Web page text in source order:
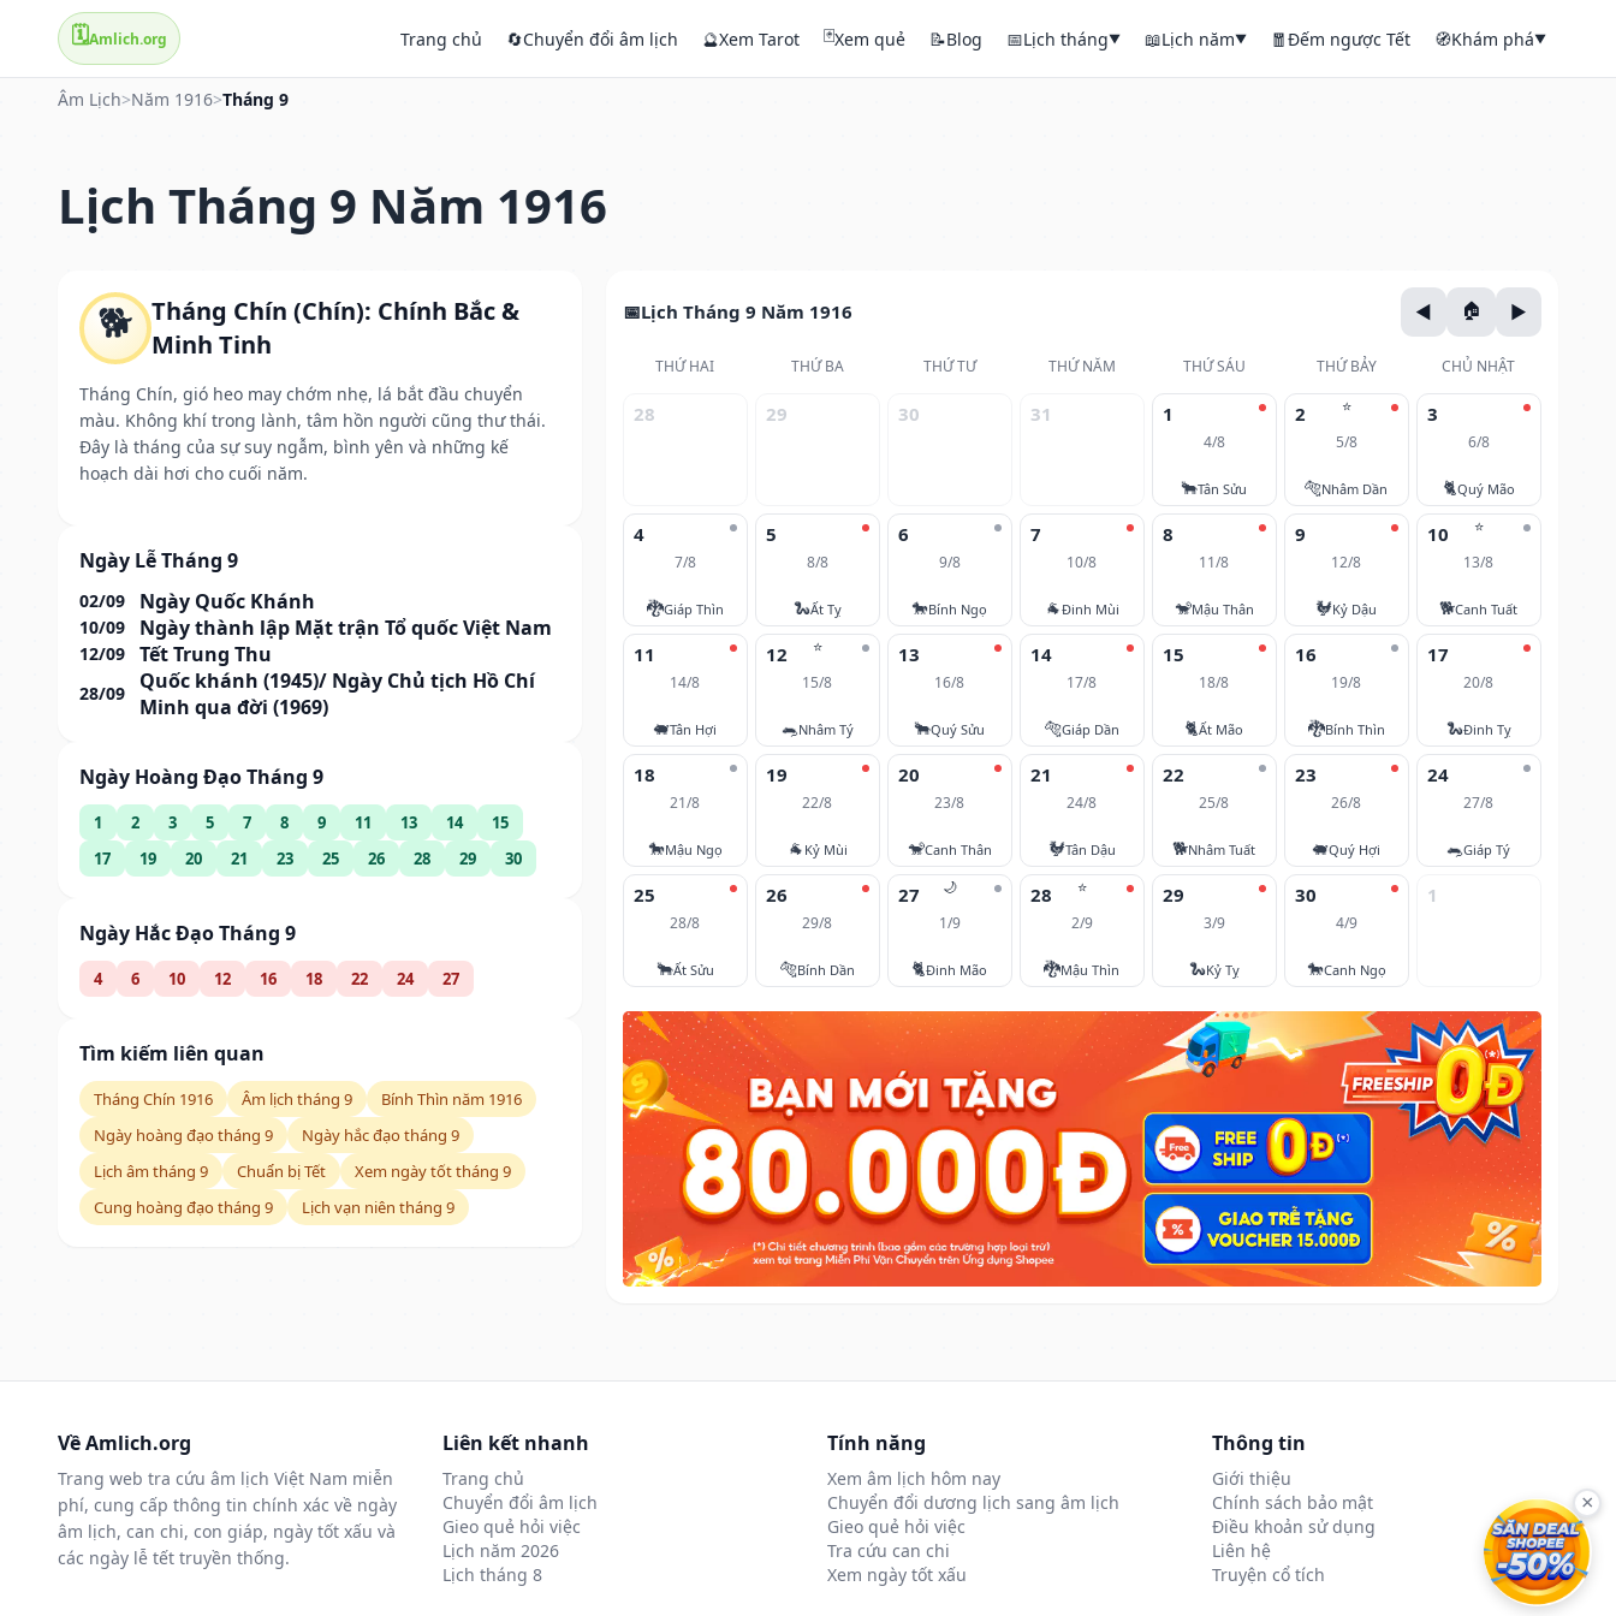
🗓️Amlich.org Trang chủ 🔄Chuyển đổi âm lịch 🔮Xem Tarot 🃏Xem quẻ 📝Blog 📅Lịch tháng▼ 📖Lịch năm▼ 🧧Đếm ngược Tết 🧭Khám phá▼
Âm Lịch>Năm 1916>Tháng 9
Lịch Tháng 9 Năm 1916
🐕 Tháng Chín (Chín): Chính Bắc &
Minh Tinh
Tháng Chín, gió heo may chớm nhẹ, lá bắt đầu chuyển
màu. Không khí trong lành, tâm hồn người cũng thư thái.
Đây là tháng của sự suy ngẫm, bình yên và những kế
hoạch dài hơi cho cuối năm.
Ngày Lễ Tháng 9
02/09 Ngày Quốc Khánh
10/09 Ngày thành lập Mặt trận Tổ quốc Việt Nam
12/09 Tết Trung Thu
28/09
Quốc khánh (1945)/ Ngày Chủ tịch Hồ Chí
Minh qua đời (1969)
Ngày Hoàng Đạo Tháng 9
1 2 3 5 7 8 9 11 13 14
15
17
19 20 21 23 25 26 28 29 30
Ngày Hắc Đạo Tháng 9
4 6 10 12 16 18 22 24 27
Tìm kiếm liên quan
Tháng Chín 1916 Âm lịch tháng 9
Bính Thìn năm 1916
Ngày hoàng đạo tháng 9
Ngày hắc đạo tháng 9
Lịch âm tháng 9
Chuẩn bị Tết
Xem ngày tốt tháng 9
Cung hoàng đạo tháng 9
Lịch vạn niên tháng 9
Lịch Tháng 9 Năm 1916
THỨ HAI THỨ BA THỨ TƯ THỨ NĂM THỨ SÁU THỨ BẢY CHỦ NHẬT
28 29 30 31 1
4/8
🐂Tân Sửu
⭐
2
5/8
🐅Nhâm Dần
3
6/8
🐈Quý Mão
4
7/8
🐉Giáp Thìn
5
8/8
🐍Ất Tỵ
6
9/8
🐎Bính Ngọ
7
10/8
🐐Đinh Mùi
8
11/8
🐒Mậu Thân
9
12/8
🐓Kỷ Dậu
⭐
10
13/8
🐕Canh Tuất
11
14/8
🐖Tân Hợi
⭐
12
15/8
🐀Nhâm Tý
13
16/8
🐂Quý Sửu
14
17/8
🐅Giáp Dần
15
18/8
🐈Ất Mão
16
19/8
🐉Bính Thìn
17
20/8
🐍Đinh Tỵ
18
21/8
🐎Mậu Ngọ
19
22/8
🐐 Kỷ Mùi
20
23/8
🐒Canh Thân
21
24/8
🐓Tân Dậu
22
25/8
🐕Nhâm Tuất
23
26/8
🐖Quý Hợi
24
27/8
🐀Giáp Tý
25
28/8
🐂Ất Sửu
26
29/8
🐅Bính Dần
🌙
27
1/9
🐈Đinh Mão
⭐
28
2/9
🐉Mậu Thìn
29
3/9
🐍Kỷ Tỵ
30
4/9
🐎Canh Ngọ
1
Về Amlich.org
Trang web tra cứu âm lịch Việt Nam miễn
phí, cung cấp thông tin chính xác về ngày
âm lịch, can chi, con giáp, ngày tốt xấu và
các ngày lễ tết truyền thống.
Liên kết nhanh
Trang chủ
Chuyển đổi âm lịch
Gieo quẻ hỏi việc
Lịch năm 2026
Lịch tháng 8
Tính năng
Xem âm lịch hôm nay
Chuyển đổi dương lịch sang âm lịch
Gieo quẻ hỏi việc
Tra cứu can chi
Xem ngày tốt xấu
Thông tin
Giới thiệu
Chính sách bảo mật
Điều khoản sử dụng
Liên hệ
Truyện cổ tích
×